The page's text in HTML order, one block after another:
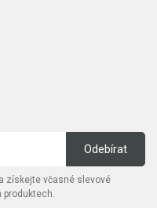
získejte včasné slevové